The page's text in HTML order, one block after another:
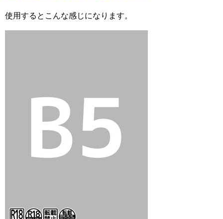
使用するとこんな感じになります。